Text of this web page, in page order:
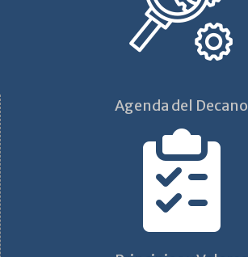
Agenda del Decano